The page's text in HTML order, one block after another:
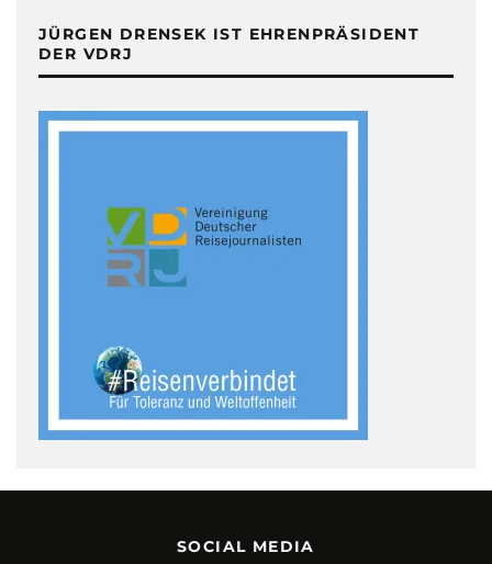
JÜRGEN DRENSEK IST EHRENPRÄSIDENT
DER VDRJ
SOCIAL MEDIA